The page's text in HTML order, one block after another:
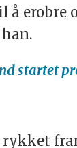
erobre
startet